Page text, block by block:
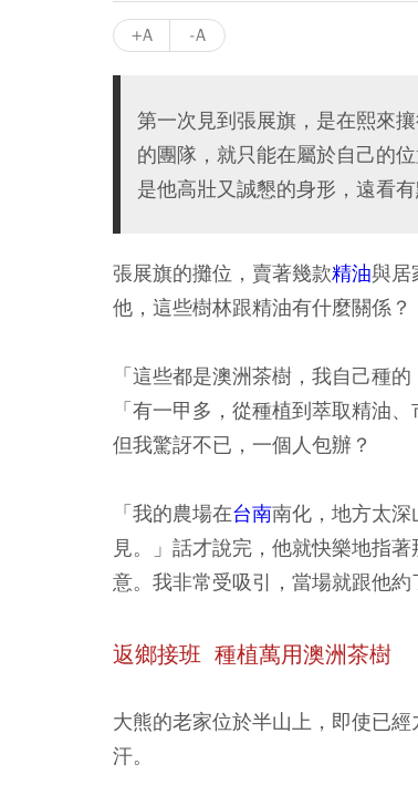
+A -A
第一次見到張展旗，是在熙來
的團隊，就只能在屬於自己的
是他高壯又誠懇的身形，遠看
張展旗的攤位，賣著幾款精油與居
他，這些樹林跟精油有什麼關係？
「這些都是澳洲茶樹，我自己種
「有一甲多，從種植到萃取精油
但我驚訝不已，一個人包辦？
「我的農場在台南南化，地方太
見。」話才說完，他就快樂地指
意。我非常受吸引，當場就跟他約
返鄉接班 種植萬用澳洲茶樹
大熊的老家位於半山上，即使已
汗。